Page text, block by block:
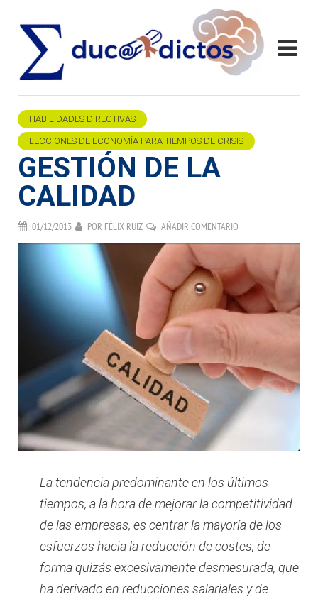
HABILIDADES DIRECTIVAS
LECCIONES DE ECONOMÍA PARA TIEMPOS DE CRISIS
GESTIÓN DE LA
CALIDAD
01/12/2013 POR FÉLIX RUIZ AÑADIR COMENTARIO
La tendencia predominante en los últimos
tiempos, a la hora de mejorar la competitividad
de las empresas, es centrar la mayoría de los
esfuerzos hacia la reducción de costes, de
forma quizás excesivamente desmesurada, que
ha derivado en reducciones salariales y de